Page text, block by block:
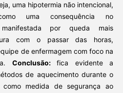
uma hipotermia não intencional,
uma consequência no
manifestada por queda mais
com o passar das horas,
de enfermagem com foco na
Conclusão:fica evidente a
de aquecimento durante o
como medida de segurança ao